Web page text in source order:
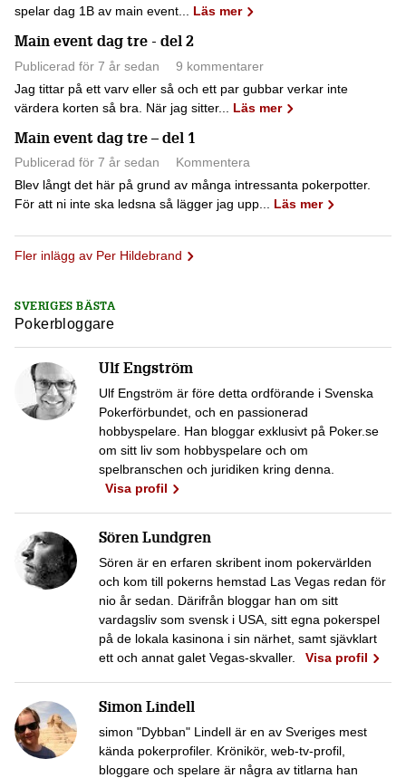
spelar dag 1B av main event... Läs mer
Main event dag tre - del 2
Publicerad för 7 år sedan
9 kommentarer
Jag tittar på ett varv eller så och ett par gubbar verkar inte
värdera korten så bra. När jag sitter... Läs mer
Main event dag tre – del 1
Publicerad för 7 år sedan
Kommentera
Blev långt det här på grund av många intressanta pokerpotter.
För att ni inte ska ledsna så lägger jag upp... Läs mer
Fler inlägg av Per Hildebrand
SVERIGES BÄSTA
Pokerbloggare
Ulf Engström
Ulf Engström är före detta ordförande i Svenska
Pokerförbundet, och en passionerad
hobbyspelare. Han bloggar exklusivt på Poker.se
om sitt liv som hobbyspelare och om
spelbranschen och juridiken kring denna.
Visa profil
Sören Lundgren
Sören är en erfaren skribent inom pokervärlden
och kom till pokerns hemstad Las Vegas redan för
nio år sedan. Därifrån bloggar han om sitt
vardagsliv som svensk i USA, sitt egna pokerspel
på de lokala kasinona i sin närhet, samt sjävklart
ett och annat galet Vegas-skvaller.
Visa profil
Simon Lindell
simon "Dybban" Lindell är en av Sveriges mest
kända pokerprofiler. Krönikör, web-tv-profil,
bloggare och spelare är några av titlarna han